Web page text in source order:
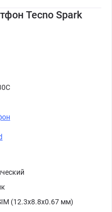
Tecno Spark
(12.3x8.8x0.67 мм)